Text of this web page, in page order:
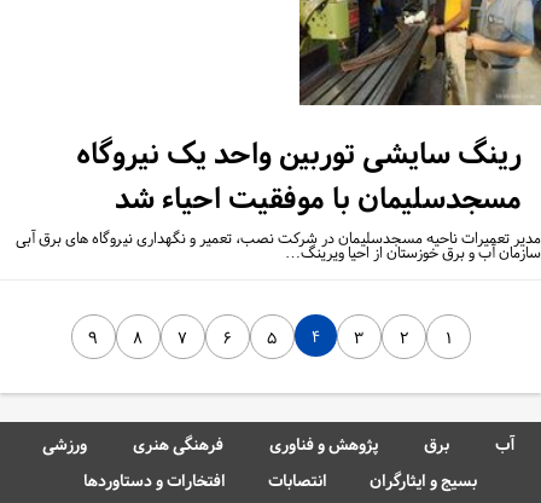
رینگ سایشی توربین واحد یک نیروگاه
مسجدسلیمان با موفقیت احیاء شد
تعمیرات ناحیه مسجدسلیمان در شرکت نصب، تعمیر و نگهداری نیروگاه های برق آبی
آب و برق خوزستان از احیا ویرینگ…
آب برق پژوهش و فناوری فرهنگی هنری
ورزشی
بسیج و ایثارگران
انتصابات افتخارات و دستاوردها